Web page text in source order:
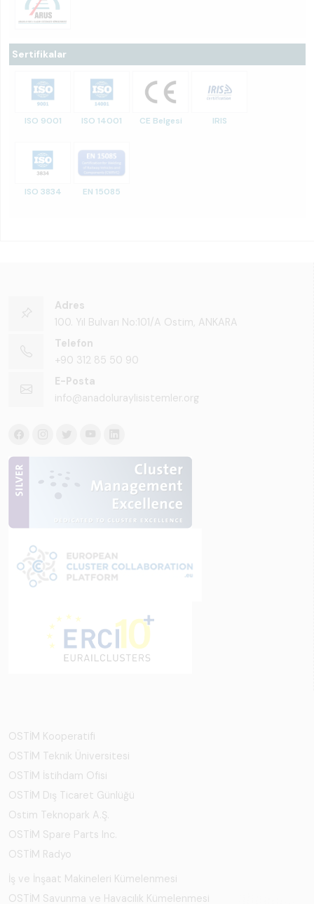
Sertifikalar
ISO 9001 ISO 14001 CE Belgesi IRIS
ISO 3834 EN 15085
Adres
100. Yıl Bulvarı No:101/A Ostim, ANKARA
Telefon
+90 312 85 50 90
E-Posta
info@anadoluraylisistemler.org
OSTİM Kooperatifi
OSTİM Teknik Üniversitesi
OSTİM İstihdam Ofisi
OSTİM Dış Ticaret Günlüğü
Ostim Teknopark A.Ş.
OSTİM Spare Parts Inc.
OSTİM Radyo
İş ve İnşaat Makineleri Kümelenmesi
OSTİM Savunma ve Havacılık Kümelenmesi